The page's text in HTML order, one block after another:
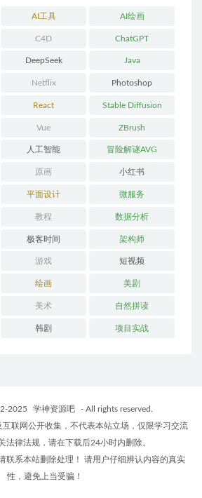
AI工具 AI绘画
C4D ChatGPT
DeepSeek Java
Netflix Photoshop
React Stable Diffusion
Vue ZBrush
人工智能 冒险解谜AVG
原画 小红书
平面设计 微服务
教程 数据分析
极客时间 架构师
游戏 短视频
绘画 美剧
美术 自然拼读
韩剧 项目实战
2025 学神资源吧
- All rights reserved.
联网公开收集，不代表本站立场，仅限学习交流
法律法规，请在下载后24小时内删除。
联系本站删除处理！ 请用户仔细辨认内容的真实
性，避免上当受骗！